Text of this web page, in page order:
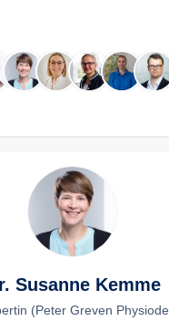
Susanne Kemme
(Peter Greven